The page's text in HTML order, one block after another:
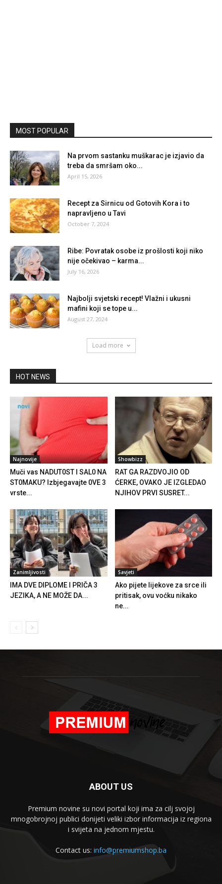
MOST POPULAR
Na prvom sastanku muškarac je izjavio da
treba da smršam oko...
April 15, 2026
Recept za Sirnicu od Gotovih Kora i to
napravljeno u Tavi
October 7, 2024
Ribe: Povratak osobe iz prošlosti koji niko
nije očekivao – karma...
July 16, 2026
Najbolji svjetski recept! Vlažni i ukusni
mafini koji se tope u...
August 27, 2024
Load more
HOT NEWS
Najnovije
Muči vas NADUT0ST l SAL0 NA
ST0MAKU? Izbjegavajte 0VE 3
vrste...
Showbizz
RAT GA RAZDVOJIO OD
ĆERKE, OVAKO JE IZGLEDAO
NJIHOV PRVI SUSRET...
Zanimljivosti
IMA DVE DIPLOME I PRIČA 3
JEZIKA, A NE MOŽE DA...
Savjeti
Ako pijete lijekove za srce ili
pritisak, ovu voćku nikako
ne...
ABOUT US
Premium novine su novi portal koji ima za cilj svojoj
mnogobrojnoj publici donijeti veliki izbor informacija iz regiona
i svijeta na jednom mjestu.
Contact us: info@premiumshop.ba